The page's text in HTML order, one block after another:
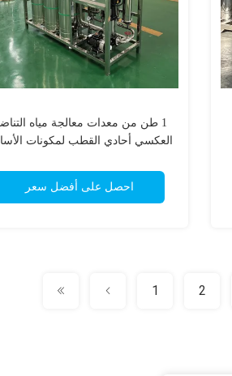
1 طن من معدات معالجة مياه
العكسي أحادي القطب لمكونات
احصل على أفضل سعر
1 2